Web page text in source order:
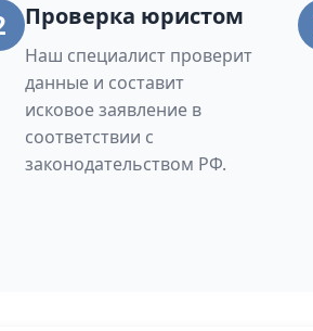
Проверка юристом
Наш специалист проверит
данные и составит
исковое заявление в
соответствии с
законодательством РФ.